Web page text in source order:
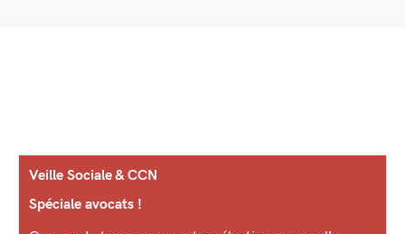
Veille Sociale & CCN
Spéciale avocats !